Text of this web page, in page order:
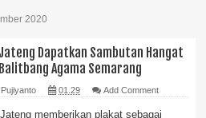
2020
Dapatkan Sambutan Hangat
Agama Semarang
01.29 Add Comment
memberikan plakat sebagai